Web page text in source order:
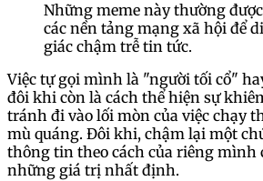
Những meme này thường
các nền tảng mạng xã hội để
giác chậm trễ tin tức.
Việc tự gọi mình là "người tối cổ"
đôi khi còn là cách thể hiện sự
tránh đi vào lối mòn của việc chạy
mù quáng. Đôi khi, chậm lại một
thông tin theo cách của riêng mình
những giá trị nhất định.